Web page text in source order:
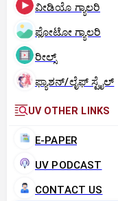
ವೀಡಿಯೊ ಗ್ಯಾಲರಿ
ಫೋಟೋ ಗ್ಯಾಲರಿ
ರೀಲ್ಸ್
ಫ್ಯಾಶನ್/ಲೈಫ್‌ ಸ್ಟೈಲ್
UV OTHER LINKS
E-PAPER
UV PODCAST
CONTACT US